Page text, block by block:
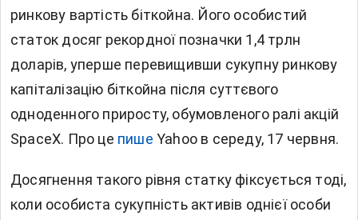
ринкову вартість біткойна. Його особистий
статок досяг рекордної позначки 1,4 трлн
доларів, уперше перевищивши сукупну ринкову
капіталізацію біткойна після суттєвого
одноденного приросту, обумовленого ралі акцій
SpaceX. Про це пише Yahoo в середу, 17 червня.
Досягнення такого рівня статку фіксується тоді,
коли особиста сукупність активів однієї особи